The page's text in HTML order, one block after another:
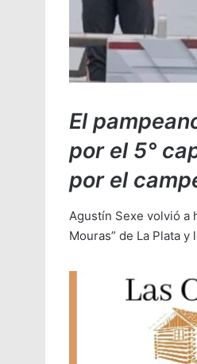
El
por el 5°
por el
Agustín Sexe volvió a
Mouras” de La Plata